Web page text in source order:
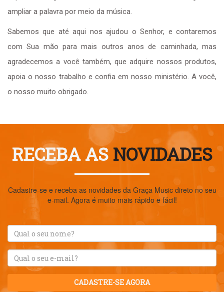
ampliar a palavra por meio da música.
Sabemos que até aqui nos ajudou o Senhor, e contaremos
com Sua mão para mais outros anos de caminhada, mas
agradecemos a você também, que adquire nossos produtos,
apoia o nosso trabalho e confia em nosso ministério. A você,
o nosso muito obrigado.
RECEBA AS NOVIDADES
Cadastre-se e receba as novidades da Graça Music direto no seu
e-mail. Agora é muito mais rápido e fácil!
CADASTRE-SE AGORA